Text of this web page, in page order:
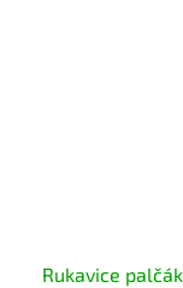
Rukavice